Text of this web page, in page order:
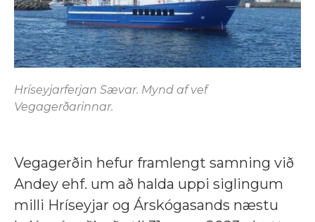
Hríseyjarferjan Sævar. Mynd af vef
Vegagerðarinnar.
Vegagerðin hefur framlengt samning við
Andey ehf. um að halda uppi siglingum
milli Hríseyjar og Árskógasands næstu